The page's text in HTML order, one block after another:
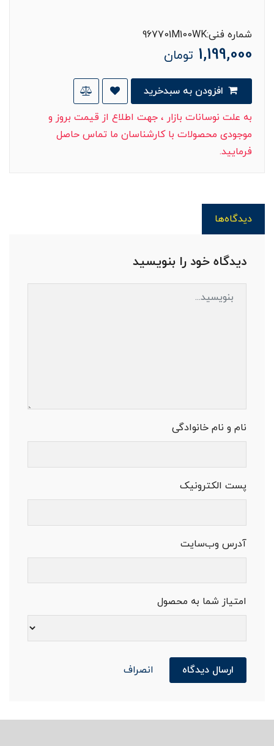
شماره فنی:967701M100WK
1,199,000 تومان
به علت نوسانات بازار ، جهت اطلاع از قیمت بروز و
موجودی محصولات با کارشناسان ما تماس حاصل
فرمایید.
دیدگاه‌ها
دیدگاه خود را بنویسید
نام و نام خانوادگی
پست الکترونیک
آدرس وب‌سایت
امتیاز شما به محصول
ارسال دیدگاه انصراف